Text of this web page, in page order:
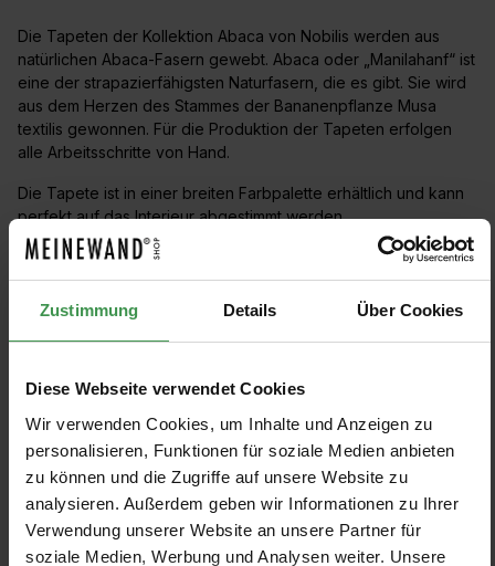
Zustimmung Details Über Cookies
Diese Webseite verwendet Cookies
Wir verwenden Cookies, um Inhalte und Anzeigen zu
personalisieren, Funktionen für soziale Medien anbieten
zu können und die Zugriffe auf unsere Website zu
analysieren. Außerdem geben wir Informationen zu Ihrer
Verwendung unserer Website an unsere Partner für
soziale Medien, Werbung und Analysen weiter. Unsere
Die Tapeten der Kollektion Abaca von Nobilis werden aus
natürlichen Abaca-Fasern gewebt. Abaca oder „Manilahanf“ ist
eine der strapazierfähigsten Naturfasern, die es gibt. Sie wird
aus dem Herzen des Stammes der Bananenpflanze Musa
textilis gewonnen. Für die Produktion der Tapeten erfolgen
alle Arbeitsschritte von Hand.
Die Tapete ist in einer breiten Farbpalette erhältlich und kann
perfekt auf das Interieur abgestimmt werden.
Abaca Apostrophe Cosmopolitan 2
Cosmopolitan 3
Grand Angle
Matières Précieuses
Murate
Seta
PRODUKTE FILTERN